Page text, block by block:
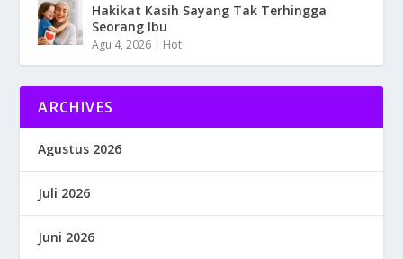
Hakikat Kasih Sayang Tak Terhingga
Seorang Ibu
Agu 4, 2026 | Hot
ARCHIVES
Agustus 2026
Juli 2026
Juni 2026